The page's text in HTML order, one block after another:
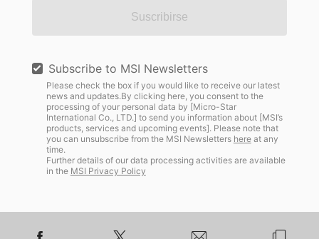
Suscribirse
Subscribe to MSI Newsletters
Please check the box if you would like to receive our latest
news and updates.By clicking here, you consent to the
processing of your personal data by [Micro-Star
International Co., LTD.] to send you information about [MSI’s
products, services and upcoming events]. Please note that
you can unsubscribe from the MSI Newsletters hereat any
time.
Further details of our data processing activities are available
in the MSI Privacy Policy